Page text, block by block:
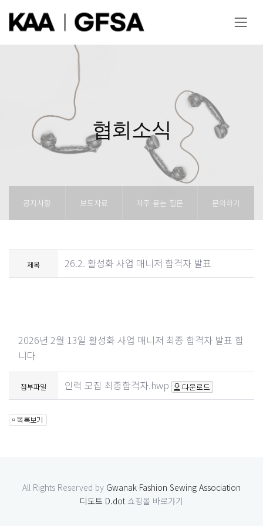
협회소식
공지사항 보도자료 자주 묻는 질문 문의하기
제목 26.2. 활성화 사업 매니저 합격자 발표
2026년 2월 13일 활성화 사업 매니저 최종 합격자 발표 합
니다
첨부파일 인력 모집 최종합격자.hwp
All Rights Reserved by Gwanak Fashion Sewing Association
디도트 D.dot쇼핑몰 바로가기